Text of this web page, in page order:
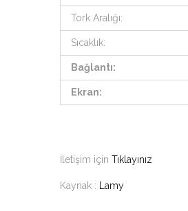
Tork Aralığı:
Sıcaklık:
Bağlantı:
Ekran:
İletişim için Tıklayınız
Kaynak : Lamy